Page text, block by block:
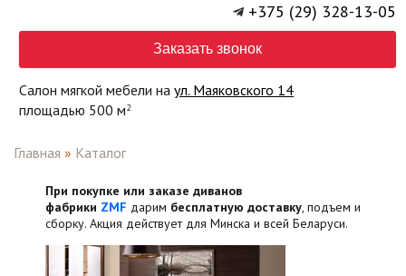
+375 (29) 328-13-05
Заказать звонок
Салон мягкой мебели наул. Маяковского 14
площадью 500 м2
Главная » Каталог
При покупке или заказе диванов
фабрики ZMF дарим бесплатную доставку, подъем и
сборку. Акция действует для Минска и всей Беларуси.